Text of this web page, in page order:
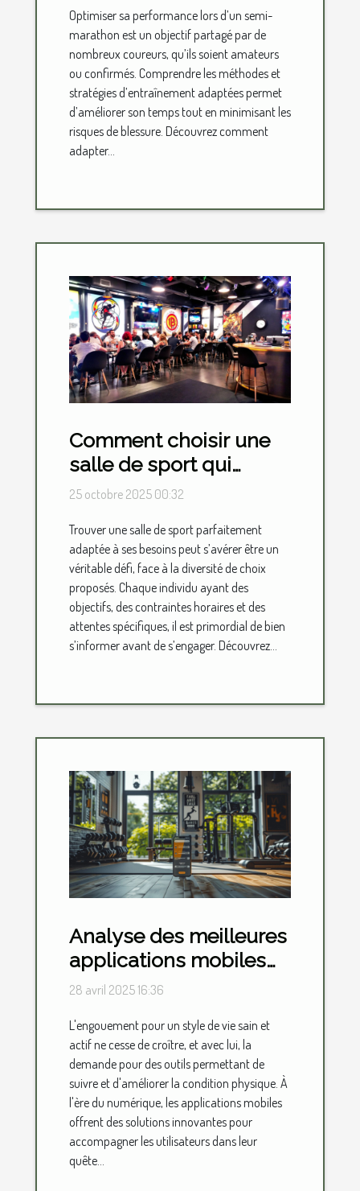
en semi-marathon
Optimiser sa performance lors d’un semi-
marathon est un objectif partagé par de
nombreux coureurs, qu’ils soient amateurs
ou confirmés. Comprendre les méthodes et
stratégies d’entraînement adaptées permet
d’améliorer son temps tout en minimisant les
risques de blessure. Découvrez comment
adapter...
Comment choisir une
salle de sport qui
répond à tous vos
25 octobre 2025 00:32
Trouver une salle de sport parfaitement
adaptée à ses besoins peut s’avérer être un
véritable défi, face à la diversité de choix
proposés. Chaque individu ayant des
objectifs, des contraintes horaires et des
attentes spécifiques, il est primordial de bien
s’informer avant de s’engager. Découvrez...
Analyse des meilleures
applications mobiles
pour le suivi de la
28 avril 2025 16:36
L'engouement pour un style de vie sain et
actif ne cesse de croître, et avec lui, la
demande pour des outils permettant de
suivre et d'améliorer la condition physique. À
l'ère du numérique, les applications mobiles
offrent des solutions innovantes pour
accompagner les utilisateurs dans leur
quête...